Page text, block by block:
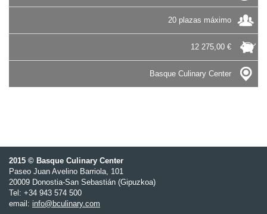
20 plazas máximo
12 275,00 €
Basque Culinary Center
2015 © Basque Culinary Center
Paseo Juan Avelino Barriola, 101
20009 Donostia-San Sebastián (Gipuzkoa)
Tel: +34 943 574 500
email: info@bculinary.com